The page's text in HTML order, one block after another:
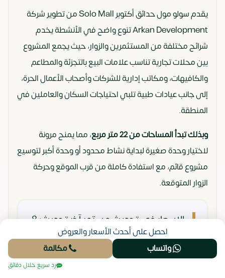
يقدم سولو مول حدائق أكتوبر Solo Mall من تطوير شركة
Arkan Development تنوع واضح في الأنشطة يخدم
شرائح مختلفة من المستثمرين والزوار، حيث يجمع المشروع
بين محلات تجارية تناسب علامات البيع بالتجزئة والمطاعم
والكافيهات، ومكاتب إدارية للشركات وأصحاب الأعمال الحرة،
إلى جانب عيادات طبية تلبي احتياجات السكان والعاملين في
المنطقة.
وبذلك تبدأ المساحات من 22 متر مربع
، مما يمنح مرونة
لاختيار وحدة صغيرة لبداية نشاط محدود أو وحدة أكبر لتوسيع
مشروع قائم، مع استفادة كاملة من قرب الموقع وحركة
الزوار المتوقعة.
الاسعار في تحديث مستمر
آخر تحديث: 8
يونيو، 2026
اتصال
احصل على أحدث الأسعار والعروض
واتساب
مكالمة
رد سريع خلال دقائق